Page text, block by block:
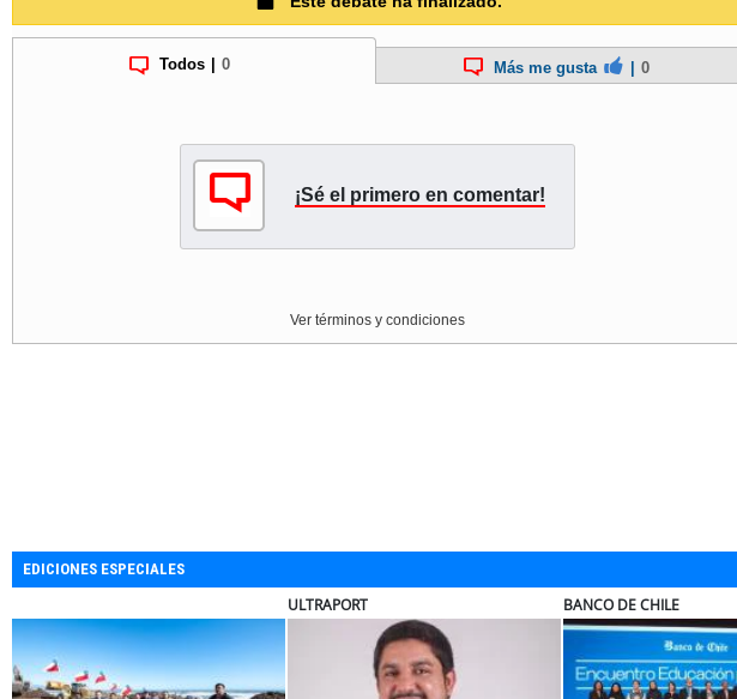
Todos 0 Más me gusta 0
¡Sé el primero en comentar!
Ver términos y condiciones
EDICIONES ESPECIALES
BANCO DE CHILE ELECTROLUX